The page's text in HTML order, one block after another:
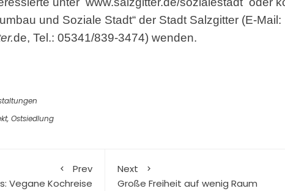
und Soziale Stadt“ der Stadt Salzgitter (E-Mail:
de, Tel.: 05341/839-3474) wenden.
, Ostsiedlung
Prev
Vegane Kochreise
Next
Große Freiheit auf wenig Raum